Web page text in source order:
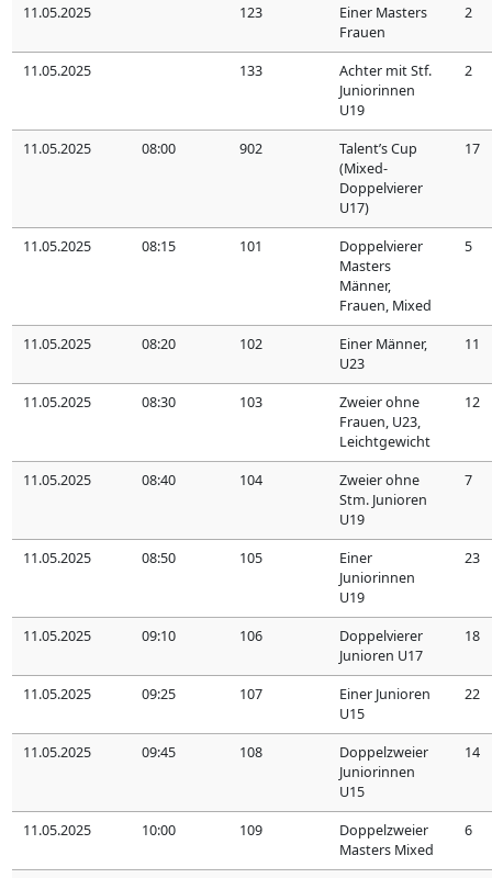
11.05.2025 123
Einer Masters
Frauen
2
11.05.2025 133
Achter mit Stf.
Juniorinnen
U19
2
11.05.2025 08:00 902
Talent’s Cup
(Mixed-
Doppelvierer
U17)
17
11.05.2025 08:15 101
Doppelvierer
Masters
Männer,
Frauen, Mixed
5
11.05.2025 08:20 102
Einer Männer,
U23
11
11.05.2025 08:30 103
Zweier ohne
Frauen, U23,
Leichtgewicht
12
11.05.2025 08:40 104
Zweier ohne
Stm. Junioren
U19
7
11.05.2025 08:50 105
Einer
Juniorinnen
U19
23
11.05.2025 09:10 106
Doppelvierer
Junioren U17
18
11.05.2025 09:25 107
Einer Junioren
U15
22
11.05.2025 09:45 108
Doppelzweier
Juniorinnen
U15
14
11.05.2025 10:00 109
Doppelzweier
Masters Mixed
6